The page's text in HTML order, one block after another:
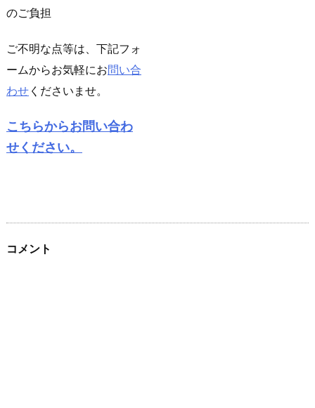
のご負担
ご不明な点等は、下記フォ
ームからお気軽にお問い合
わせ くださいませ。
こちらからお問い合わ
せください。
コメント